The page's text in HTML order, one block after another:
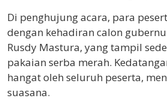
Di penghujung acara, para
dengan kehadiran calon
Rusdy Mastura, yang tampil
pakaian serba merah.
hangat oleh seluruh peserta,
suasana.